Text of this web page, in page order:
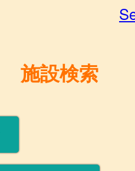
施設検索